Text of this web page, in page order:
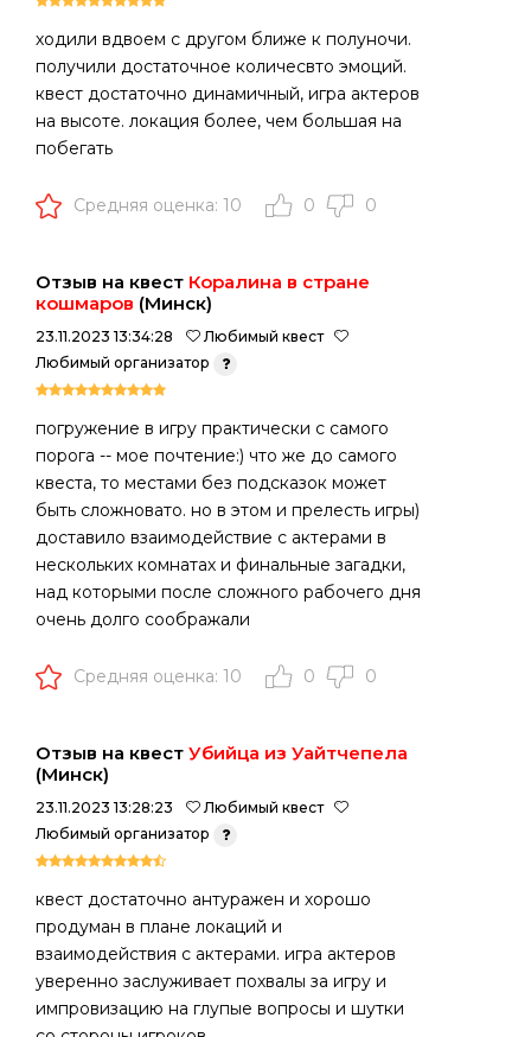
ходили вдвоем с другом ближе к полуночи.
получили достаточное количесвто эмоций.
квест достаточно динамичный, игра актеров
на высоте. локация более, чем большая на
побегать
Средняя оценка: 10 0 0
Отзыв на квест Коралина в стране
кошмаров (Минск)
23.11.2023 13:34:28
Любимый квест
Любимый организатор
погружение в игру практически с самого
порога -- мое почтение:) что же до самого
квеста, то местами без подсказок может
быть сложновато. но в этом и прелесть игры)
доставило взаимодействие с актерами в
нескольких комнатах и финальные загадки,
над которыми после сложного рабочего дня
очень долго соображали
Средняя оценка: 10 0 0
Отзыв на квест Убийца из Уайтчепела
(Минск)
23.11.2023 13:28:23
Любимый квест
Любимый организатор
квест достаточно антуражен и хорошо
продуман в плане локаций и
взаимодействия с актерами. игра актеров
уверенно заслуживает похвалы за игру и
импровизацию на глупые вопросы и шутки